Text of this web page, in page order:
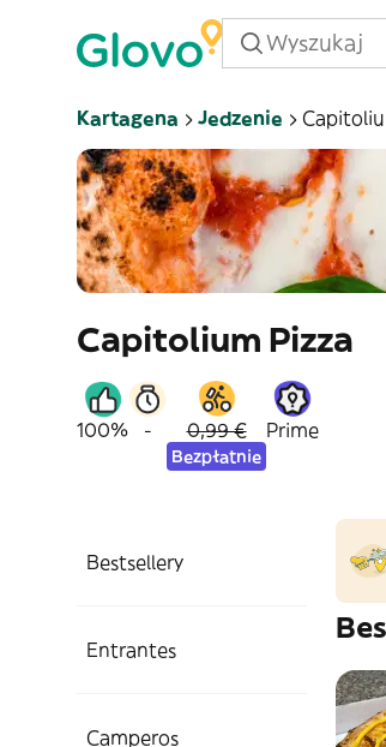
Kartagena Jedzenie
Capitolium Pizza
100% - 0,99 €
Bezpłatnie
Prime
Bestsellery
Entrantes
Camperos